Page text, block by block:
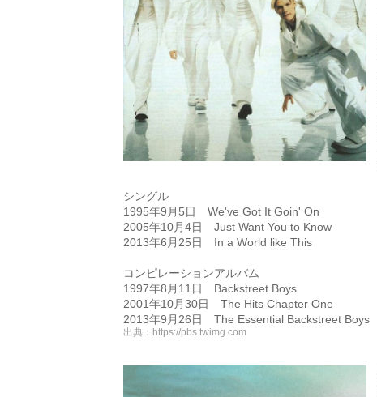
シングル
1995年9月5日 We've Got It Goin' On
2005年10月4日 Just Want You to Know
2013年6月25日 In a World like This
コンピレーションアルバム
1997年8月11日 Backstreet Boys
2001年10月30日 The Hits Chapter One
2013年9月26日 The Essential Backstreet Boys
出典： https://pbs.twimg.com